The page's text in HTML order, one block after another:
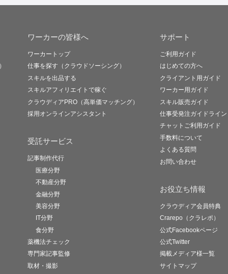
ワーカーの皆様へ
ワーカートップ
仕事を探す（クラウドソーシング）
スキルを出品する
スキルアフィリエイトで稼ぐ
クラウディアPRO（高単価マッチング）
採用オンラインアシスタント
受託サービス
記事制作代行
医療分野
不動産分野
金融分野
美容分野
IT分野
食分野
薬機法チェック
専門家記事監修
取材・撮影
サポート
ご利用ガイド
はじめての方へ
クライアント用ガイド
ワーカー用ガイド
スキル販売ガイド
仕事受発注ガイドライン
チャットご利用ガイド
手数料について
よくある質問
お問い合わせ
お役立ち情報
クラウディア会員特典
Crarepo（クラレポ）
公式Facebookページ
公式Twitter
掲載メディア様一覧
サイトマップ